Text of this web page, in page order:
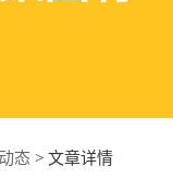
态 > 文章详情